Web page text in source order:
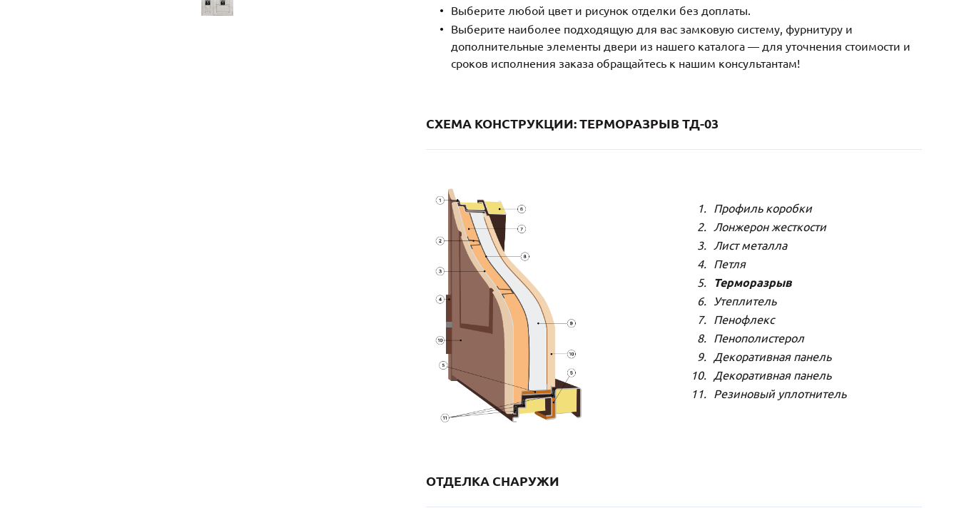
Выберите любой цвет и рисунок отделки без доплаты.
Выберите наиболее подходящую для вас замковую систему, фурнитуру и
дополнительные элементы двери из нашего каталога — для уточнения стоимости и
сроков исполнения заказа обращайтесь к нашим консультантам!
СХЕМА КОНСТРУКЦИИ: ТЕРМОРАЗРЫВ ТД-03
Профиль коробки
Лонжерон жесткости
Лист металла
Петля
Терморазрыв
Утеплитель
Пенофлекс
Пенополистерол
Декоративная панель
Декоративная панель
Резиновый уплотнитель
ОТДЕЛКА СНАРУЖИ